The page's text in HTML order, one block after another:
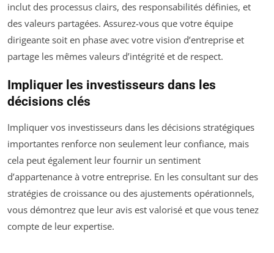
inclut des processus clairs, des responsabilités définies, et
des valeurs partagées. Assurez-vous que votre équipe
dirigeante soit en phase avec votre vision d’entreprise et
partage les mêmes valeurs d’intégrité et de respect.
Impliquer les investisseurs dans les
décisions clés
Impliquer vos investisseurs dans les décisions stratégiques
importantes renforce non seulement leur confiance, mais
cela peut également leur fournir un sentiment
d’appartenance à votre entreprise. En les consultant sur des
stratégies de croissance ou des ajustements opérationnels,
vous démontrez que leur avis est valorisé et que vous tenez
compte de leur expertise.